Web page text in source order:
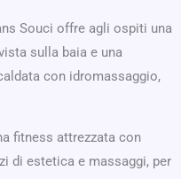
Souci offre agli ospiti una
sulla baia e una
con idromassaggio,
fitness attrezzata con
di estetica e massaggi, per